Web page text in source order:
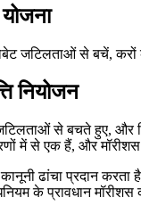
योजना
जटिलताओं से बचें,
नियोजन
से बचते हुए, और
से एक हैं, और मॉरीशस
ढांचा प्रदान करता है
के प्रावधान